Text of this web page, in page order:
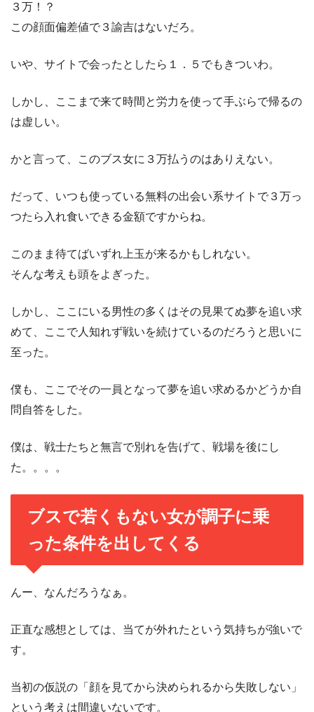
３万！？
この顔面偏差値で３諭吉はないだろ。
いや、サイトで会ったとしたら１．５でもきついわ。
しかし、ここまで来て時間と労力を使って手ぶらで帰るの
は虚しい。
かと言って、このブス女に３万払うのはありえない。
だって、いつも使っている無料の出会い系サイトで３万っ
つたら入れ食いできる金額ですからね。
このまま待てばいずれ上玉が来るかもしれない。
そんな考えも頭をよぎった。
しかし、ここにいる男性の多くはその見果てぬ夢を追い求
めて、ここで人知れず戦いを続けているのだろうと思いに
至った。
僕も、ここでその一員となって夢を追い求めるかどうか自
問自答をした。
僕は、戦士たちと無言で別れを告げて、戦場を後にし
た。。。。
ブスで若くもない女が調子に乗
った条件を出してくる
んー、なんだろうなぁ。
正直な感想としては、当てが外れたという気持ちが強いで
す。
当初の仮説の「顔を見てから決められるから失敗しない」
という考えは間違いないです。